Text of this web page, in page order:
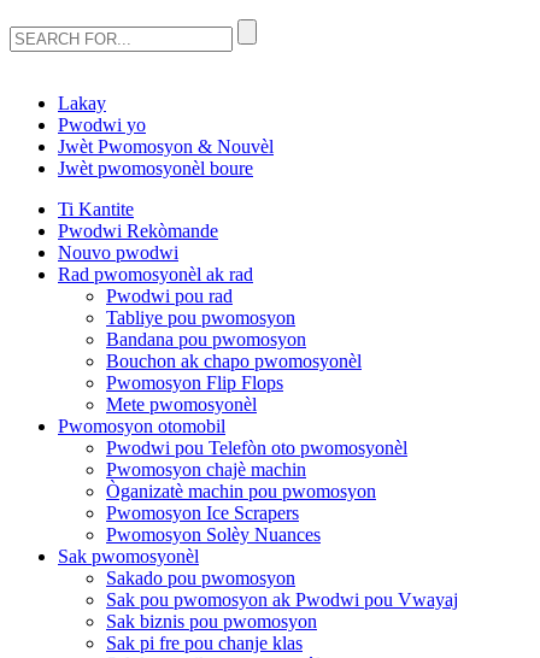
Lakay
Pwodwi yo
Jwèt Pwomosyon & Nouvèl
Jwèt pwomosyonèl boure
Ti Kantite
Pwodwi Rekòmande
Nouvo pwodwi
Rad pwomosyonèl ak rad
Pwodwi pou rad
Tabliye pou pwomosyon
Bandana pou pwomosyon
Bouchon ak chapo pwomosyonèl
Pwomosyon Flip Flops
Mete pwomosyonèl
Pwomosyon otomobil
Pwodwi pou Telefòn oto pwomosyonèl
Pwomosyon chajè machin
Òganizatè machin pou pwomosyon
Pwomosyon Ice Scrapers
Pwomosyon Solèy Nuances
Sak pwomosyonèl
Sakado pou pwomosyon
Sak pou pwomosyon ak Pwodwi pou Vwayaj
Sak biznis pou pwomosyon
Sak pi fre pou chanje klas